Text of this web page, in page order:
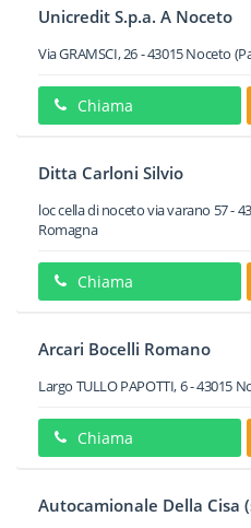
Unicredit S.p.a. A Noceto
Via GRAMSCI, 26-43015Noceto
Chiama
Ditta Carloni Silvio
loc cella di noceto via varano 57-
Romagna
Chiama
Arcari Bocelli Romano
Largo TULLO PAPOTTI, 6-43015
Chiama
Autocamionale Della Cisa